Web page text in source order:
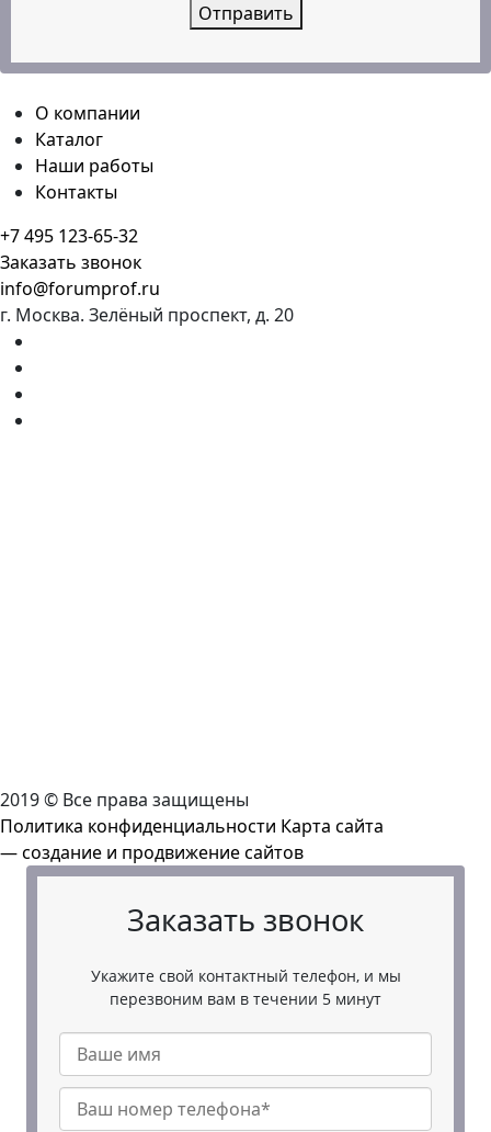
Отправить
О компании
Каталог
Наши работы
Контакты
+7 495 123-65-32
Заказать звонок
info@forumprof.ru
г. Москва. Зелёный проспект, д. 20
2019 © Все права защищены
Политика конфиденциальности Карта сайта
— создание и продвижение сайтов
Заказать звонок
Укажите свой контактный телефон, и мы
перезвоним вам в течении 5 минут